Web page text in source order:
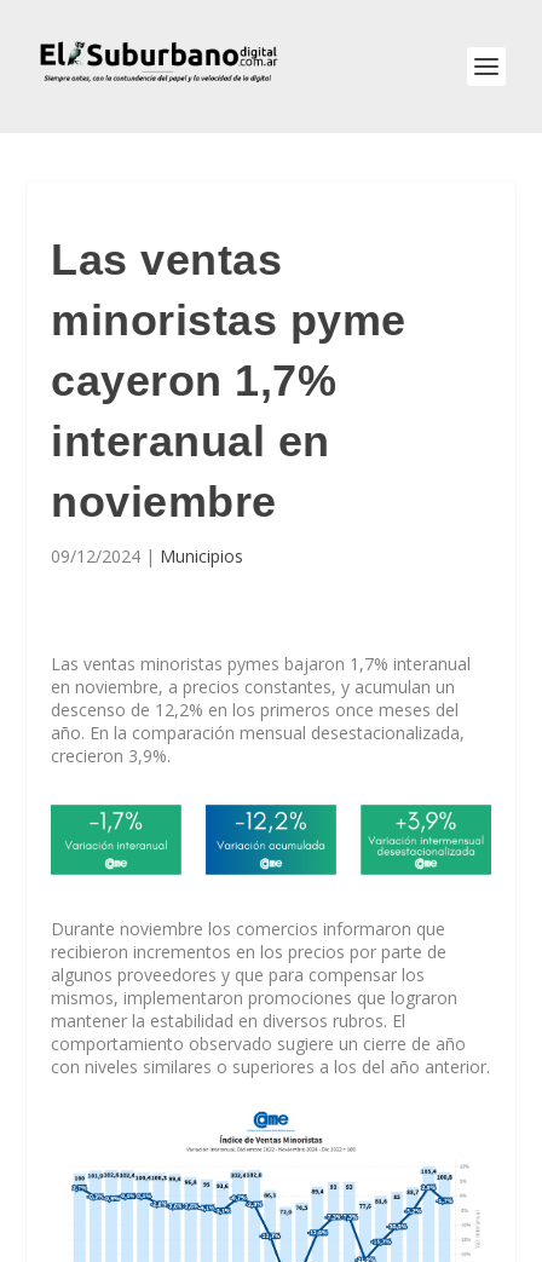
Las ventas
minoristas pyme
cayeron 1,7%
interanual en
noviembre
09/12/2024 | Municipios
Las ventas minoristas pymes bajaron 1,7% interanual
en noviembre, a precios constantes, y acumulan un
descenso de 12,2% en los primeros once meses del
año. En la comparación mensual desestacionalizada,
crecieron 3,9%.
Durante noviembre los comercios informaron que
recibieron incrementos en los precios por parte de
algunos proveedores y que para compensar los
mismos, implementaron promociones que lograron
mantener la estabilidad en diversos rubros. El
comportamiento observado sugiere un cierre de año
con niveles similares o superiores a los del año anterior.